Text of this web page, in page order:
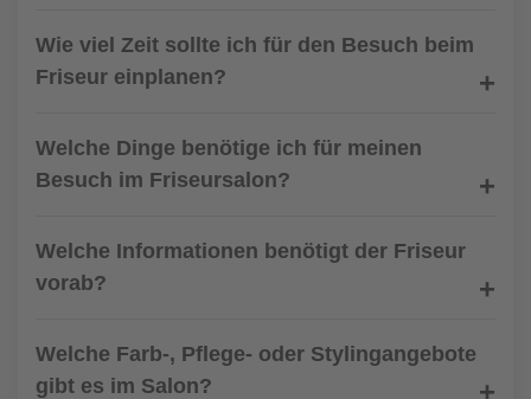
Wie viel Zeit sollte ich für den Besuch beim
Friseur einplanen?
Welche Dinge benötige ich für meinen
Besuch im Friseursalon?
Welche Informationen benötigt der Friseur
vorab?
Welche Farb-, Pflege- oder Stylingangebote
gibt es im Salon?